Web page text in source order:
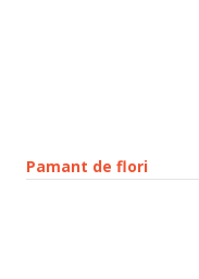
Pamant de flori